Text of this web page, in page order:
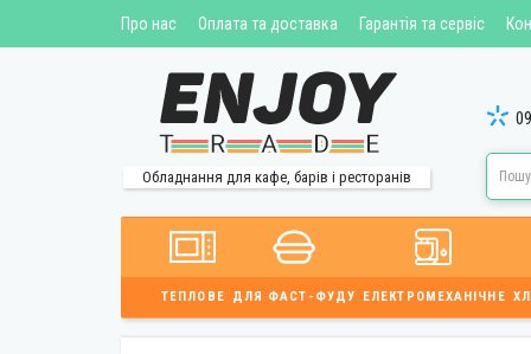
Про нас Оплата та доставка Гарантія та сервіс
Обладнання для кафе, барів і ресторанів
ТЕПЛОВЕ ДЛЯ ФАСТ-ФУДУ ЕЛЕКТРОМЕХАНІЧНЕ